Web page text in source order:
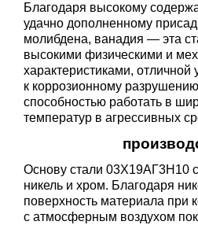
Благодаря высокому
удачно дополненному
молибдена, ванадия — эта
высокими физическими и
характеристиками, отличной
к коррозионному
способностью работать в
температур в агрессивных
Основу стали 03Х19АГ3Н10
никель и хром. Благодаря
поверхность материала при
с атмосферным воздухом